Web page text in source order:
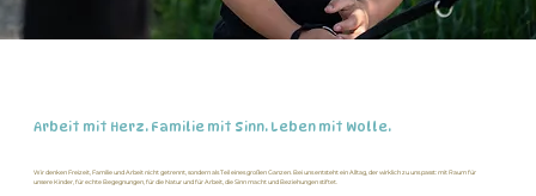
Arbeit mit Herz. Familie mit Sinn. Leben mit Wolle.
Wir denken Freizeit, Familie und Arbeit nicht getrennt, sondern als Teil eines großen Ganzen. Bei uns entsteht ein Alltag, der wirklich zu uns passt: mit Raum für
unsere Kinder, für echte Begegnungen, für die Natur und für Arbeit, die Sinn macht und Beziehungen stiftet.